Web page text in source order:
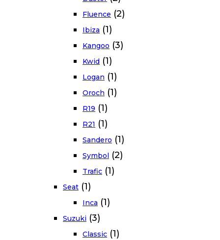
Fluence (2)
Ibiza (1)
Kangoo (3)
Kwid (1)
Logan (1)
Oroch (1)
R19 (1)
R21 (1)
Sandero (1)
Symbol (2)
Trafic (1)
Seat (1)
Inca (1)
Suzuki (3)
Classic (1)